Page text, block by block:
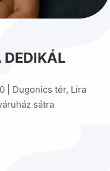
DEDIKÁL
| Dugonics tér, Líra
sátra